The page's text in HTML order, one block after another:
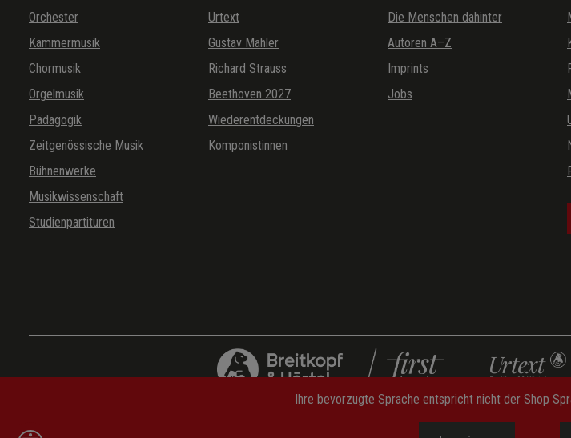
Orchester
Kammermusik
Chormusik
Orgelmusik
Pädagogik
Zeitgenössische Musik
Bühnenwerke
Musikwissenschaft
Studienpartituren
Urtext
Gustav Mahler
Richard Strauss
Beethoven 2027
Wiederentdeckungen
Komponistinnen
Die Menschen dahinter
Autoren A–Z
Imprints
Jobs
Ihre bevorzugte Sprache entspricht nicht der Shop